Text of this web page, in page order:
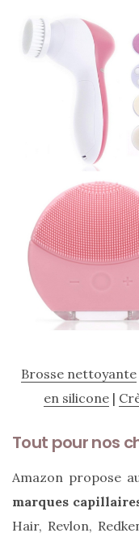
(5)
Découvertes
mode
(5)
Derniers
achats
Lookbook
Luxe
&
(218)
Brosse nettoyante
en silicone|
Tout pour nos
Amazon propose
marques
Hair, Revlon,